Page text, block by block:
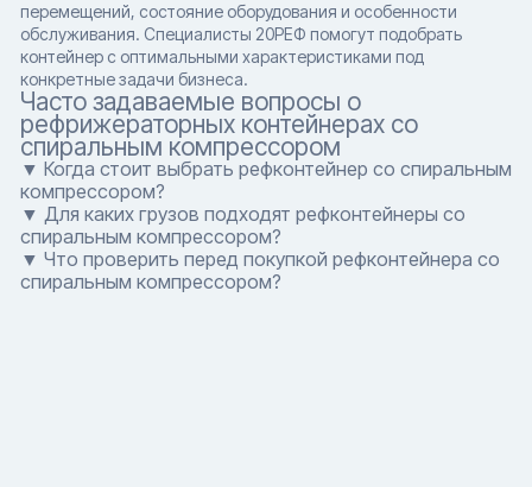
перемещений, состояние оборудования и особенности
обслуживания. Специалисты 20РЕФ помогут подобрать
контейнер с оптимальными характеристиками под
конкретные задачи бизнеса.
Часто задаваемые вопросы о
рефрижераторных контейнерах со
спиральным компрессором
▼ Когда стоит выбрать рефконтейнер со спиральным
компрессором?
▼ Для каких грузов подходят рефконтейнеры со
спиральным компрессором?
▼ Что проверить перед покупкой рефконтейнера со
спиральным компрессором?